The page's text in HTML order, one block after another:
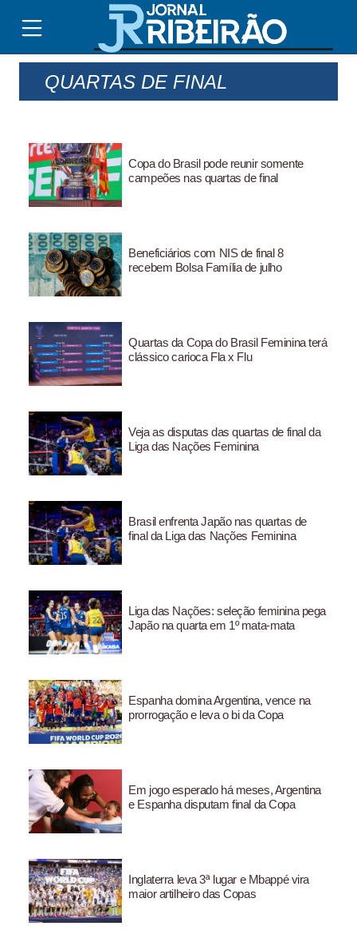
QUARTAS DE FINAL
Copa do Brasil pode reunir somente
campeões nas quartas de final
Beneficiários com NIS de final 8
recebem Bolsa Família de julho
Quartas da Copa do Brasil Feminina terá
clássico carioca Fla x Flu
Veja as disputas das quartas de final da
Liga das Nações Feminina
Brasil enfrenta Japão nas quartas de
final da Liga das Nações Feminina
Liga das Nações: seleção feminina pega
Japão na quarta em 1º mata-mata
Espanha domina Argentina, vence na
prorrogação e leva o bi da Copa
Em jogo esperado há meses, Argentina
e Espanha disputam final da Copa
Inglaterra leva 3ª lugar e Mbappé vira
maior artilheiro das Copas